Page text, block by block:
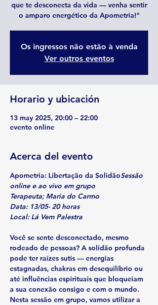
que te desconecta da vida — venha sentir
o amparo energético da Apometria!"
Os ingressos não estão à venda
Ver outros eventos
Horario y ubicación
13 may 2025, 20:00 – 22:00
evento online
Acerca del evento
Apometria: Libertação da SolidãoSessão
online e ao vivo em grupo
Terapeuta; Maria do Carmo
Data: 13/05- 20 horas
Local: Lá Vem Palestra
Você se sente desconectado, mesmo
rodeado de pessoas? A solidão profunda
pode ter raízes sutis — energias
estagnadas, chakras em desequilíbrio ou
até influências espirituais que bloqueiam
a sua conexão consigo e com o mundo.
Nesta sessão em grupo, vamos utilizar a